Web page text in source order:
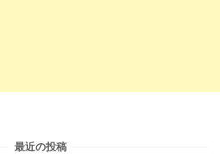
最近の投稿